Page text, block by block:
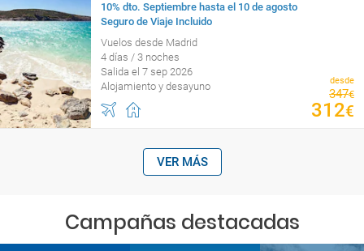
10% dto. Septiembre hasta el 10 de agosto
Seguro de Viaje Incluido
Vuelos desde Madrid
4 días / 3 noches
Salida el 7 sep 2026
Alojamiento y desayuno
desde
347€
312€
VER MÁS
Campañas destacadas